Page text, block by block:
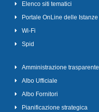
Elenco siti tematici
Portale OnLine delle Istanze
Wi-Fi
Spid
Amministrazione trasparente
Albo Ufficiale
Albo Fornitori
Pianificazione strategica